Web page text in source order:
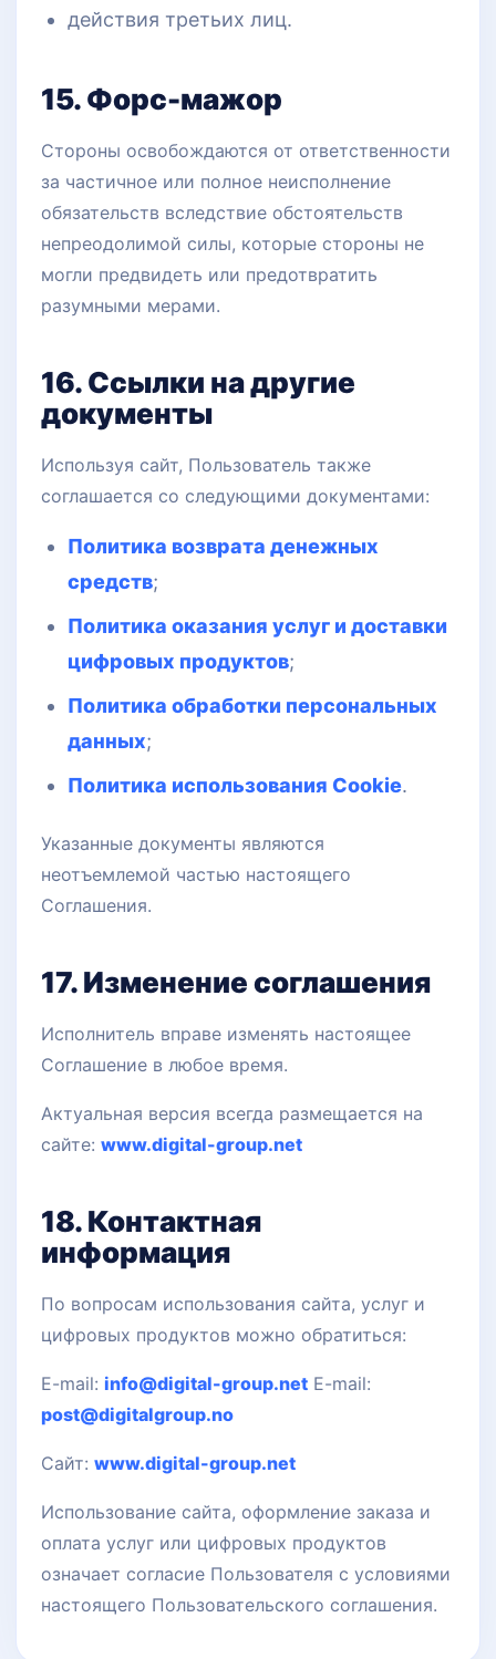
действия третьих лиц.
15. Форс-мажор
Стороны освобождаются от ответственности
за частичное или полное неисполнение
обязательств вследствие обстоятельств
непреодолимой силы, которые стороны не
могли предвидеть или предотвратить
разумными мерами.
16. Ссылки на другие
документы
Используя сайт, Пользователь также
соглашается со следующими документами:
Политика возврата денежных
средств;
Политика оказания услуг и доставки
цифровых продуктов;
Политика обработки персональных
данных;
Политика использования Cookie.
Указанные документы являются
неотъемлемой частью настоящего
Соглашения.
17. Изменение соглашения
Исполнитель вправе изменять настоящее
Соглашение в любое время.
Актуальная версия всегда размещается на
сайте: www.digital-group.net
18. Контактная
информация
По вопросам использования сайта, услуг и
цифровых продуктов можно обратиться:
E-mail: info@digital-group.net E-mail:
post@digitalgroup.no
Сайт: www.digital-group.net
Использование сайта, оформление заказа и
оплата услуг или цифровых продуктов
означает согласие Пользователя с условиями
настоящего Пользовательского соглашения.